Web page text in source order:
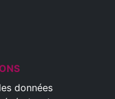
données